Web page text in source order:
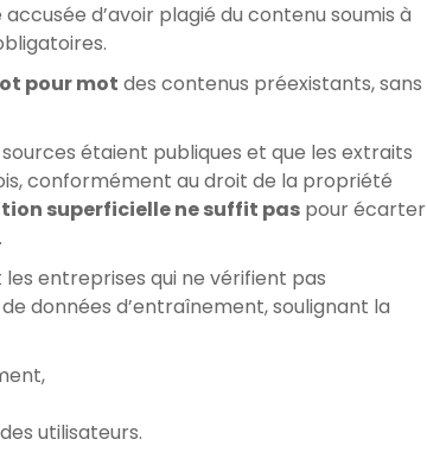
d’avoir plagié du contenu soumis à
pour mot des contenus préexistants, sans
étaient publiques et que les extraits
conformément au droit de la propriété
superficielle ne suffit pas pour écarter
entreprises qui ne vérifient pas
données d’entraînement, soulignant la
utilisateurs.